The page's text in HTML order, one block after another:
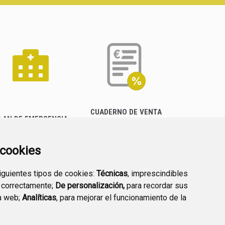
tipos de cookies: Técnicas, imprescindibles
De personalización, para recordar sus
web; Analíticas, para mejorar el funcionamiento de la
DE EMERGENCIA
CUADERNO DE VENTA